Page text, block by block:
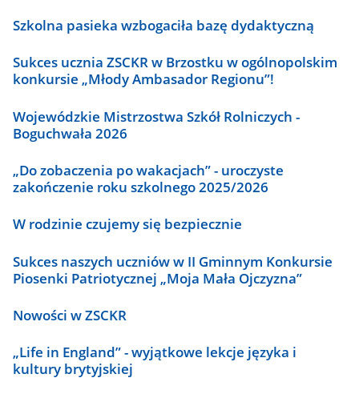
Szkolna pasieka wzbogaciła bazę dydaktyczną
Sukces ucznia ZSCKR w Brzostku w ogólnopolskim
konkursie „Młody Ambasador Regionu”!
Wojewódzkie Mistrzostwa Szkół Rolniczych -
Boguchwała 2026
„Do zobaczenia po wakacjach” - uroczyste
zakończenie roku szkolnego 2025/2026
W rodzinie czujemy się bezpiecznie
Sukces naszych uczniów w II Gminnym Konkursie
Piosenki Patriotycznej „Moja Mała Ojczyzna”
Nowości w ZSCKR
„Life in England” - wyjątkowe lekcje języka i
kultury brytyjskiej